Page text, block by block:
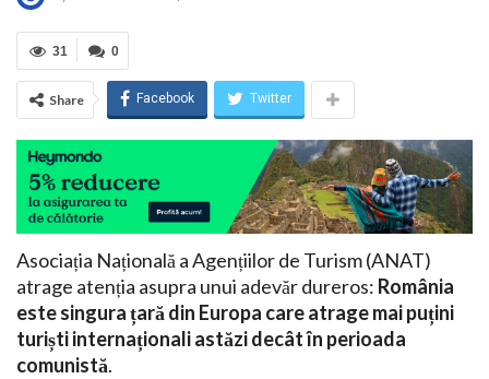
0
31
Share Facebook Twitter
Asociația Națională a Agențiilor de Turism (ANAT)
atrage atenția asupra unui adevăr dureros: România
este singura țară din Europa care atrage mai puțini
turiști internaționali astăzi decât în perioada
comunistă.